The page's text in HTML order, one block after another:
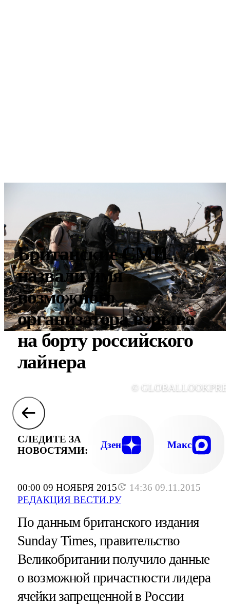
00:00 09 НОЯБРЯ 2015
14:36 09.11.2015
РЕДАКЦИЯ ВЕСТИ.РУ
Британские СМИ
назвали имя
возможного
организатора взрыва
на борту российского
лайнера
©
СЛЕДИТЕ ЗА
НОВОСТЯМИ:
Дзен Макс
По данным британского издания
Sunday Times, правительство
Великобритании получило данные
о возможной причастности лидера
ячейки запрещенной в России